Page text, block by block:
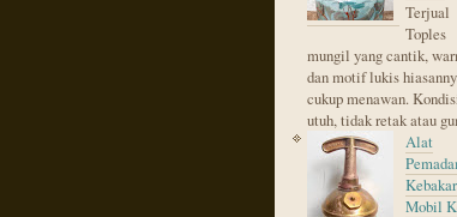
Terjual
Toples
mungil yang cantik,
dan motif lukis
cukup menawan.
utuh, tidak retak atau
Alat
Mobil